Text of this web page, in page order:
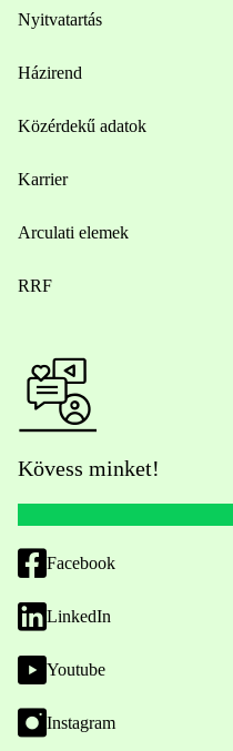
Nyitvatartás
Házirend
Közérdekű adatok
Karrier
Arculati elemek
RRF
Kövess minket!
Facebook
LinkedIn
Youtube
Instagram